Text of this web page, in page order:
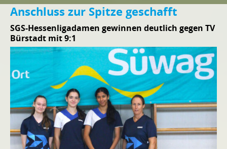
Anschluss zur Spitze geschafft
SGS-Hessenligadamen gewinnen deutlich gegen TV
Bürstadt mit 9:1